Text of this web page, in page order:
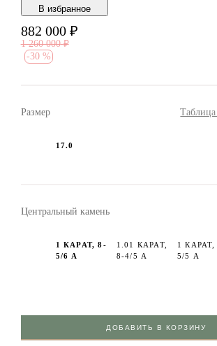
В избранноe
882 000 ₽
1 260 000 ₽
-30 %
Размер Таблица
17.0
Центральный камень
1 КАРАТ, 8-
5/6 А
1.01 КАРАТ,
8-4/5 А
1 КАРАТ,
5/5 А
ДОБАВИТЬ В КОРЗИНУ